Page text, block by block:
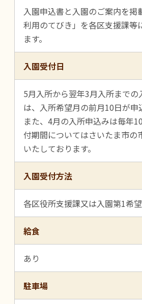
入園申込書と入園のご案内を掲
利用のてびき」を各区支援課等
ます。
入園受付日
5月入所から翌年3月入所までの
は、入所希望月の前月10日が申
また、4月の入所申込みは毎年
付期間についてはさいたま市の
いたしております。
入園受付方法
各区役所支援課又は入園第1希
給食
あり
駐車場